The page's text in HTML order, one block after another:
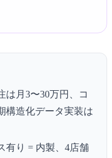
は月3〜30万円、コ
構造化データ実装は
有り = 内製、4店舗